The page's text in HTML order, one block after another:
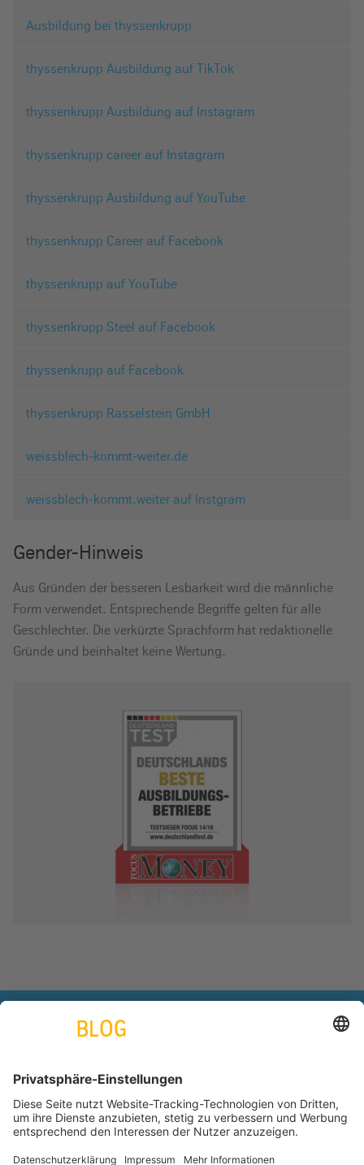
Ausbildung bei thyssenkrupp
thyssenkrupp Ausbildung auf TikTok
thyssenkrupp Ausbildung auf Instagram
thyssenkrupp career auf Instagram
thyssenkrupp Ausbildung auf YouTube
thyssenkrupp Career auf Facebook
thyssenkrupp auf YouTube
thyssenkrupp Steel auf Facebook
thyssenkrupp auf Facebook
thyssenkrupp Rasselstein GmbH
weissblech-kommt-weiter.de
weissblech-kommt.weiter auf Instgram
Gender-Hinweis
Aus Gründen der besseren Lesbarkeit wird die männliche
Form verwendet. Entsprechende Begriffe gelten für alle
Geschlechter. Die verkürzte Sprachform hat redaktionelle
Gründe und beinhaltet keine Wertung.
engineering. tomorrow. together.